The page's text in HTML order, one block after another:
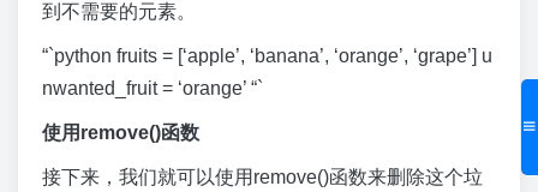
到不需要的元素。
“`python fruits = [‘apple’, ‘banana’, ‘orange’, ‘grape’] u
nwanted_fruit = ‘orange’ “`
使用remove()函数
接下来，我们就可以使用remove()函数来删除这个垃